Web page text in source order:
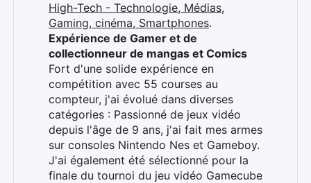
High-Tech - Technologie, Médias,
Gaming, cinéma, Smartphones.
Expérience de Gamer et de
collectionneur de mangas et Comics
Fort d'une solide expérience en
compétition avec 55 courses au
compteur, j'ai évolué dans diverses
catégories : Passionné de jeux vidéo
depuis l'âge de 9 ans, j'ai fait mes armes
sur consoles Nintendo Nes et Gameboy.
J'ai également été sélectionné pour la
finale du tournoi du jeu vidéo Gamecube